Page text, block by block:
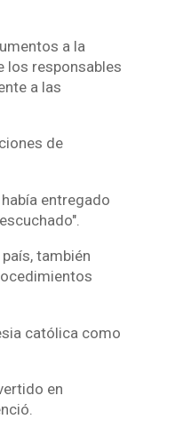
a la
los responsables
a las
de
entregado
también
católica como
en